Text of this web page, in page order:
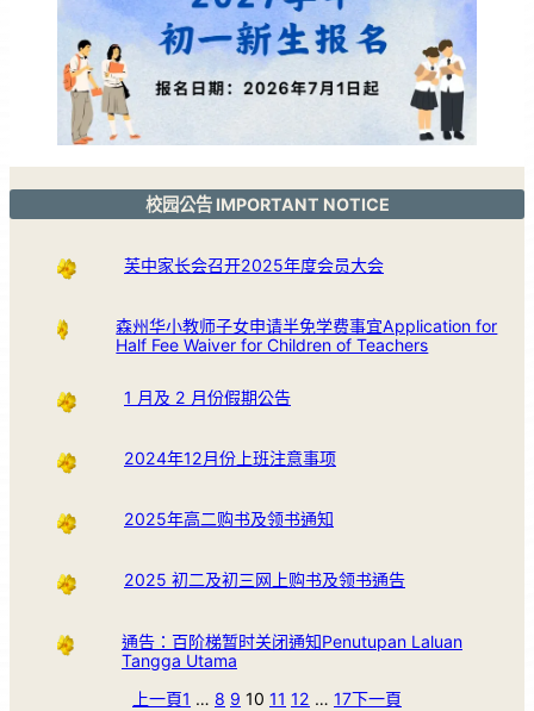
校园公告 IMPORTANT NOTICE
芙中家长会召开2025年度会员大会
森州华小教师子女申请半免学费事宜Application for
Half Fee Waiver for Children of Teachers
1 月及 2 月份假期公告
2024年12月份上班注意事项
2025年高二购书及领书通知
2025 初二及初三网上购书及领书通告
通告：百阶梯暂时关闭通知Penutupan Laluan
Tangga Utama
上一頁1 … 8 9 10 11 12 … 17下一頁